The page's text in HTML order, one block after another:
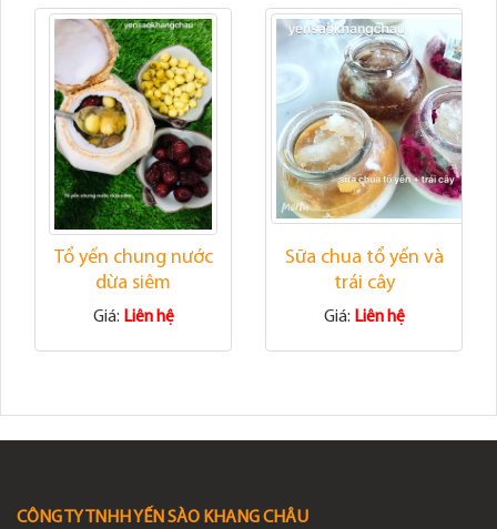
Tổ yến chung nước
dừa siêm
Giá: Liên hệ
Sữa chua tổ yến và
trái cây
Giá: Liên hệ
CÔNG TY TNHH YẾN SÀO KHANG CHÂU